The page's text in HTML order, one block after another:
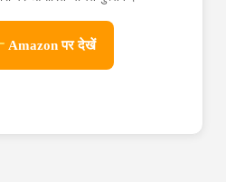
Amazon पर देखें